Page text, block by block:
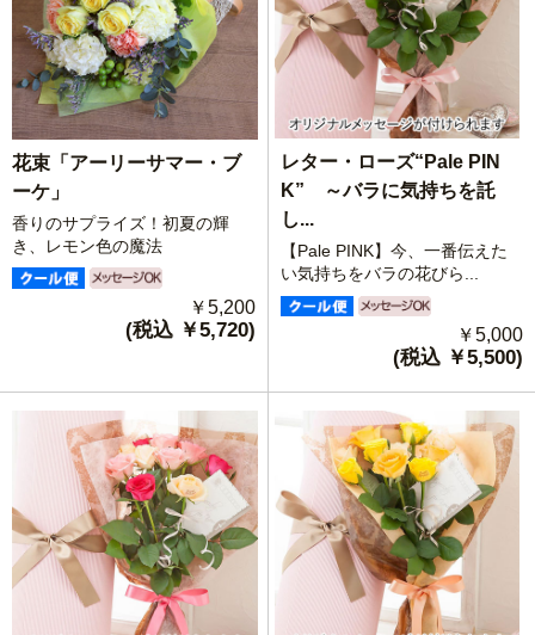
花束「アーリーサマー・ブ
ーケ」
香りのサプライズ！初夏の輝
き、レモン色の魔法
￥5,200
(税込 ￥5,720)
レター・ローズ“Pale PIN
K” ～バラに気持ちを託
し...
【Pale PINK】今、一番伝えた
い気持ちをバラの花びら...
￥5,000
(税込 ￥5,500)